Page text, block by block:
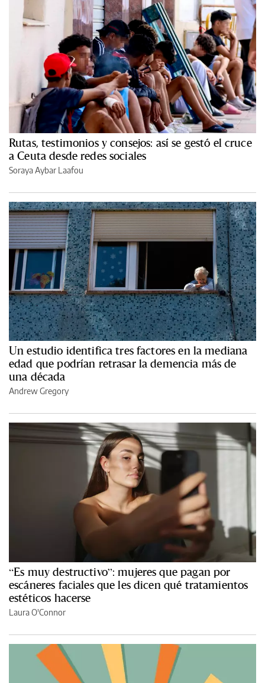
Rutas, testimonios y consejos: así se gestó el cruce
a Ceuta desde redes sociales
Soraya Aybar Laafou
Un estudio identifica tres factores en la mediana
edad que podrían retrasar la demencia más de
una década
Andrew Gregory
“Es muy destructivo”: mujeres que pagan por
escáneres faciales que les dicen qué tratamientos
estéticos hacerse
Laura O'Connor